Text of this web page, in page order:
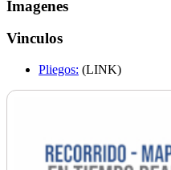
Imagenes
Vinculos
Pliegos: (LINK)